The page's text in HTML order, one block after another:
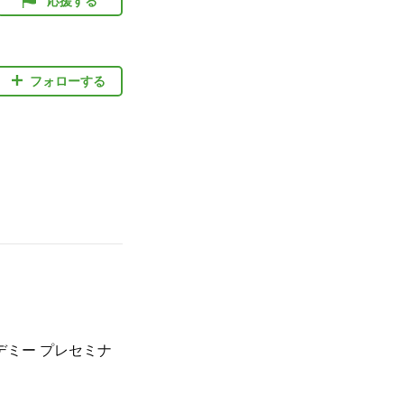
フォローする
ー プレセミナ